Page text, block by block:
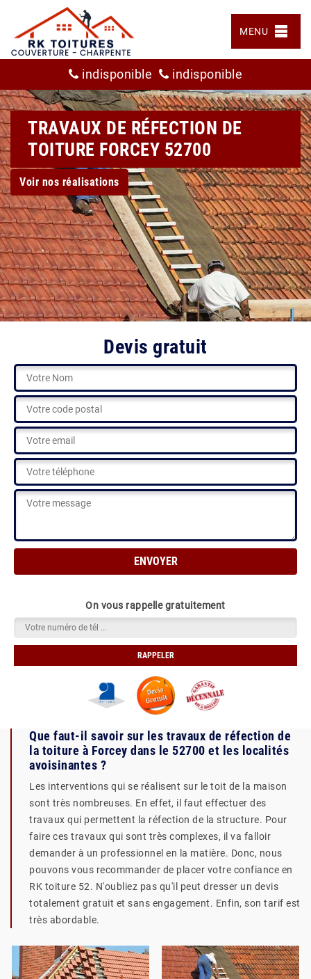
MENU
indisponible indisponible
TRAVAUX DE RÉFECTION DE
TOITURE FORCEY 52700
Voir nos réalisations
Devis gratuit
On vous rappelle gratuitement
Que faut-il savoir sur les travaux de réfection de
la toiture à Forcey dans le 52700 et les localités
avoisinantes ?
Les interventions qui se réalisent sur le toit de la maison
sont très nombreuses. En effet, il faut effectuer des
travaux qui permettent la réfection de la structure. Pour
faire ces travaux qui sont très complexes, il va falloir
demander à un professionnel en la matière. Donc, nous
pouvons vous recommander de placer votre confiance en
RK toiture 52. N'oubliez pas qu'il peut dresser un devis
totalement gratuit et sans engagement. Enfin, son tarif est
très abordable.